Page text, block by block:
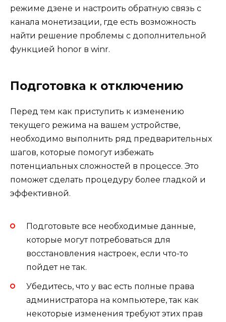
режиме дзене и настроить обратную связь с
канала монетизации, где есть возможность
найти решение проблемы с дополнительной
функцией honor в winr.
Подготовка к отключению
Перед тем как приступить к изменению
текущего режима на вашем устройстве,
необходимо выполнить ряд предварительных
шагов, которые помогут избежать
потенциальных сложностей в процессе. Это
поможет сделать процедуру более гладкой и
эффективной.
Подготовьте все необходимые данные,
которые могут потребоваться для
восстановления настроек, если что-то
пойдет не так.
Убедитесь, что у вас есть полные права
администратора на компьютере, так как
некоторые изменения требуют этих прав